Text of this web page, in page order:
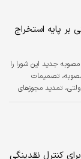
بر پایه استخراج
جدید این شورا را
تصمیمات
تمدید مجوز‌های
کنترل نقدینگی